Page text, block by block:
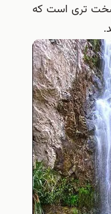
سخت تری است که